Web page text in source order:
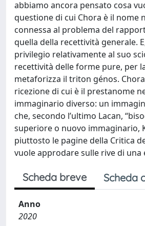
abbiamo ancora pensato cosa
questione di cui Chora è il nome
connessa al problema del
quella della recettività generale.
privilegio relativamente al suo
recettività delle forme pure, per
metaforizza il triton génos.
ricezione di cui è il prestanome
immaginario diverso: un
che, secondo l’ultimo Lacan,
superiore o nuovo immaginario,
piuttosto le pagine della Critica
vuole approdare sulle rive di una
Scheda breve Scheda
Anno
2020